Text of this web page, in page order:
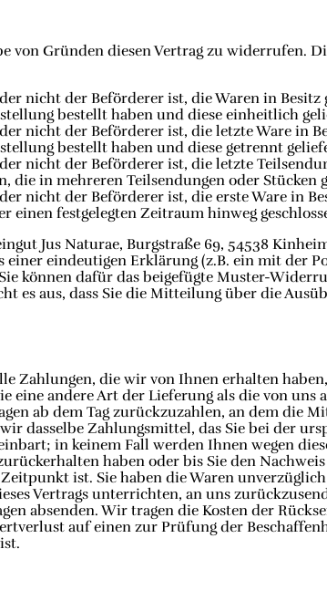
von Gründen diesen Vertrag zu widerrufen.
nicht der Beförderer ist, die Waren in Besitz
bestellt haben und diese einheitlich
nicht der Beförderer ist, die letzte Ware in
bestellt haben und diese getrennt
nicht der Beförderer ist, die letzte
die in mehreren Teilsendungen oder
nicht der Beförderer ist, die erste Ware in
einen festgelegten Zeitraum hinweg
Jus Naturae, Burgstraße 69, 54538
eindeutigen Erklärung (z.B. ein mit der
können dafür das beigefügte Muster-
es aus, dass Sie die Mitteilung über die
Zahlungen, die wir von Ihnen erhalten
eine andere Art der Lieferung als die von
ab dem Tag zurückzuzahlen, an dem die
dasselbe Zahlungsmittel, das Sie bei der
in keinem Fall werden Ihnen wegen
haben oder bis Sie den
ist. Sie haben die Waren
Vertrags unterrichten, an uns
absenden. Wir tragen die Kosten der
auf einen zur Prüfung der